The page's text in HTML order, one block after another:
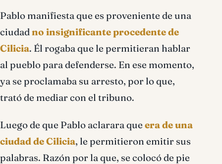
Pablo manifiesta que es proveniente de una
ciudadno insignificante procedente de
Cilicia. Él rogaba que le permitieran hablar
al pueblo para defenderse. En ese momento,
ya se proclamaba su arresto, por lo que,
trató de mediar con el tribuno.
Luego de que Pablo aclarara que era de una
ciudad de Cilicia, le permitieron emitir sus
palabras. Razón por la que, se colocó de pie